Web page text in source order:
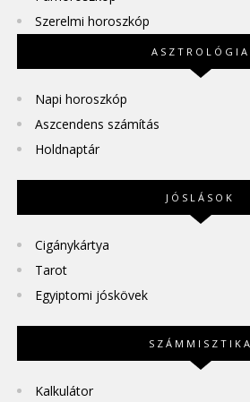
Szerelmi horoszkóp
ASZTROLÓGIA
Napi horoszkóp
Aszcendens számítás
Holdnaptár
JÓSLÁSOK
Cigánykártya
Tarot
Egyiptomi jóskövek
SZÁMMISZTIKA
Kalkulátor